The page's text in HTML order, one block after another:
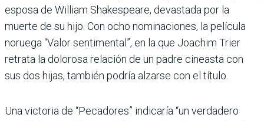
esposa de William Shakespeare, devastada por la
muerte de su hijo. Con ocho nominaciones, la película
noruega “Valor sentimental”, en la que Joachim Trier
retrata la dolorosa relación de un padre cineasta con
sus dos hijas, también podría alzarse con el título.
Una victoria de “Pecadores” indicaría “un verdadero